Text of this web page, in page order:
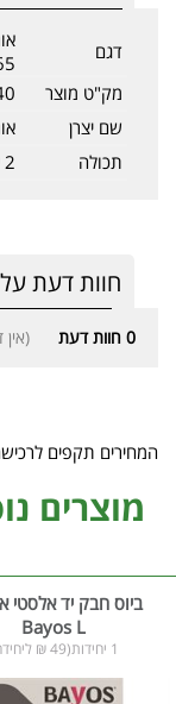
דגם
מק"ט מוצר
שם יצרן
תכולה
2 יחידות (10.95 ₪ ליחידה)
חוות דעת
0 חוות דעת (אין
המחירים תקפים
מוצרים
ביוס חבק יד אלסטי
Bayos L
1 יחידות(49 ₪ ליחידה)